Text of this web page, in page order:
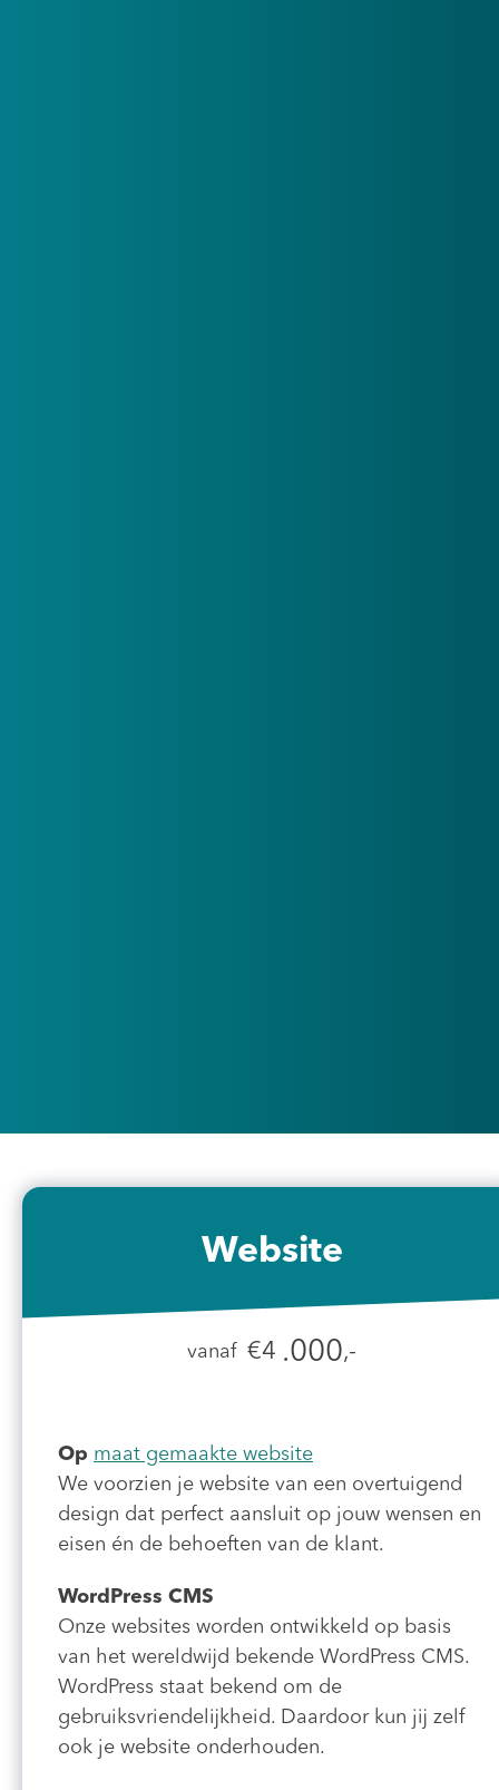
Website
vanaf €4 .000,-
Op maat gemaakte website
We voorzien je website van een overtuigend
design dat perfect aansluit op jouw wensen en
eisen én de behoeften van de klant.
WordPress CMS
Onze websites worden ontwikkeld op basis
van het wereldwijd bekende WordPress CMS.
WordPress staat bekend om de
gebruiksvriendelijkheid. Daardoor kun jij zelf
ook je website onderhouden.